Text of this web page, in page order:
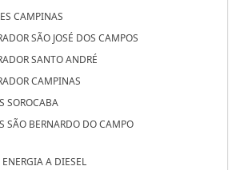
CAMPINAS
SÃO JOSÉ DOS CAMPOS
SANTO ANDRÉ
CAMPINAS
SOROCABA
SÃO BERNARDO DO CAMPO
CASAMENTO SOROCABA
PARA CASAMENTO SÃO BERNARDO DO
A DIESEL